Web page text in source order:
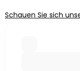
Schauen Sie sich